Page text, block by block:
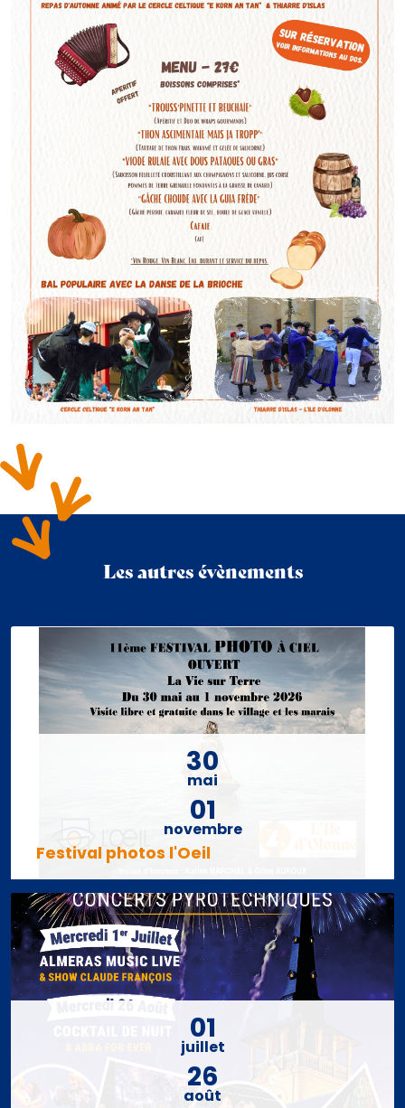
Les autres évènements
30
mai
01
novembre
Festival photos l'Oeil
01
juillet
26
août